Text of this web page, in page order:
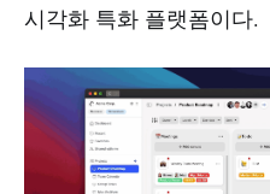
시각화 특화 플랫폼이다.